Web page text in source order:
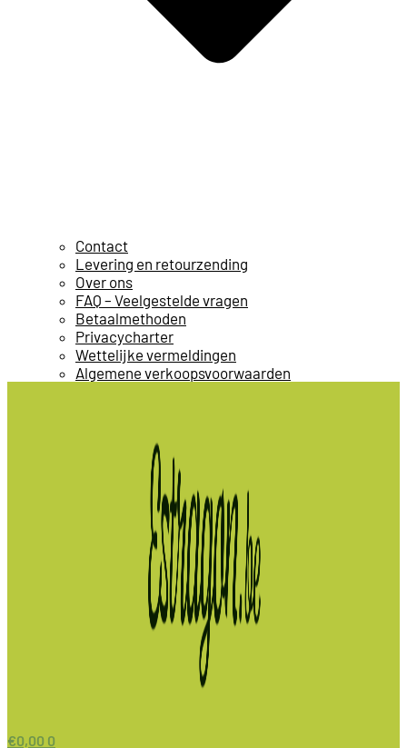
Contact
Levering en retourzending
Over ons
FAQ – Veelgestelde vragen
Betaalmethoden
Privacycharter
Wettelijke vermeldingen
Algemene verkoopsvoorwaarden
€0,00 0